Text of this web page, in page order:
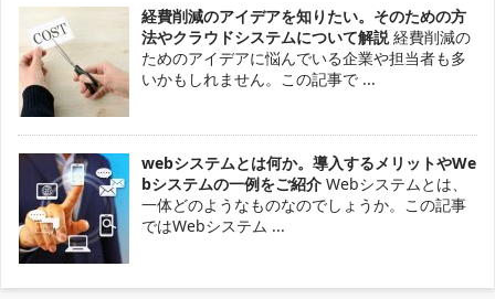
経費削減のアイデアを知りたい。そのための方
法やクラウドシステムについて解説 経費削減の
ためのアイデアに悩んでいる企業や担当者も多
いかもしれません。この記事で ...
webシステムとは何か。導入するメリットやWe
bシステムの一例をご紹介 Webシステムとは、
一体どのようなものなのでしょうか。この記事
ではWebシステム ...